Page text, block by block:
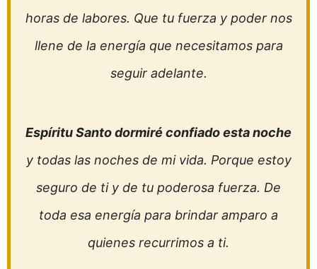
horas de labores. Que tu fuerza y poder nos
llene de la energía que necesitamos para
seguir adelante.
Espíritu Santo dormiré confiado esta noche
y todas las noches de mi vida. Porque estoy
seguro de ti y de tu poderosa fuerza. De
toda esa energía para brindar amparo a
quienes recurrimos a ti.